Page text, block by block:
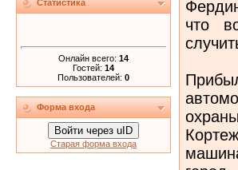
Статистика
Онлайн всего: 14
Гостей: 14
Пользователей: 0
Форма входа
Войти через uID
Старая форма входа
что